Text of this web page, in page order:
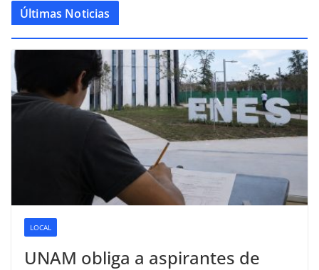
Últimas Noticias
LOCAL
UNAM obliga a aspirantes de